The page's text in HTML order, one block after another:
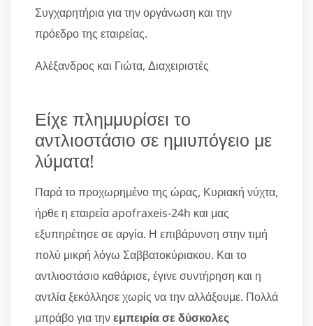
Συγχαρητήρια για την οργάνωση και την
πρόεδρο της εταιρείας.
Αλέξανδρος και Γιώτα, Διαχειριστές
Είχε πλημμυρίσει το
αντλιοστάσιο σε ημιυπόγειο με
λύματα!
Παρά το προχωρημένο της ώρας, Κυριακή νύχτα,
ήρθε η εταιρεία apofraxeis-24h και μας
εξυπηρέτησε σε αργία. Η επιβάρυνση στην τιμή
πολύ μικρή λόγω Σαββατοκύριακου. Και το
αντλιοστάσιο καθάρισε, έγινε συντήρηση και η
αντλία ξεκόλλησε χωρίς να την αλλάξουμε. Πολλά
μπράβο για τηνεμπειρία σε δύσκολες